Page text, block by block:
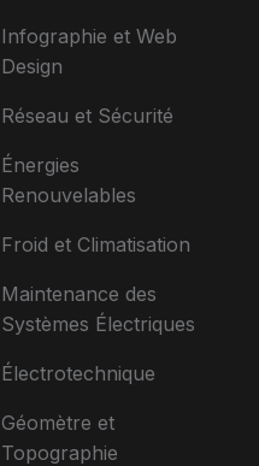
Infographie et Web
Design
Réseau et Sécurité
Énergies
Renouvelables
Froid et Climatisation
Maintenance des
Systèmes Électriques
Électrotechnique
Géomètre et
Topographie